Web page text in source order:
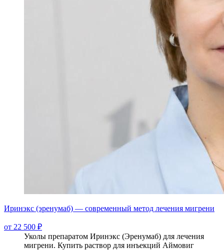
Иринэкс (эренумаб) — современный метод лечения мигрени
от 22 500 ₽
Уколы препаратом Иринэкс (Эренумаб) для лечения
мигрени. Купить раствор для инъекций Аймовиг